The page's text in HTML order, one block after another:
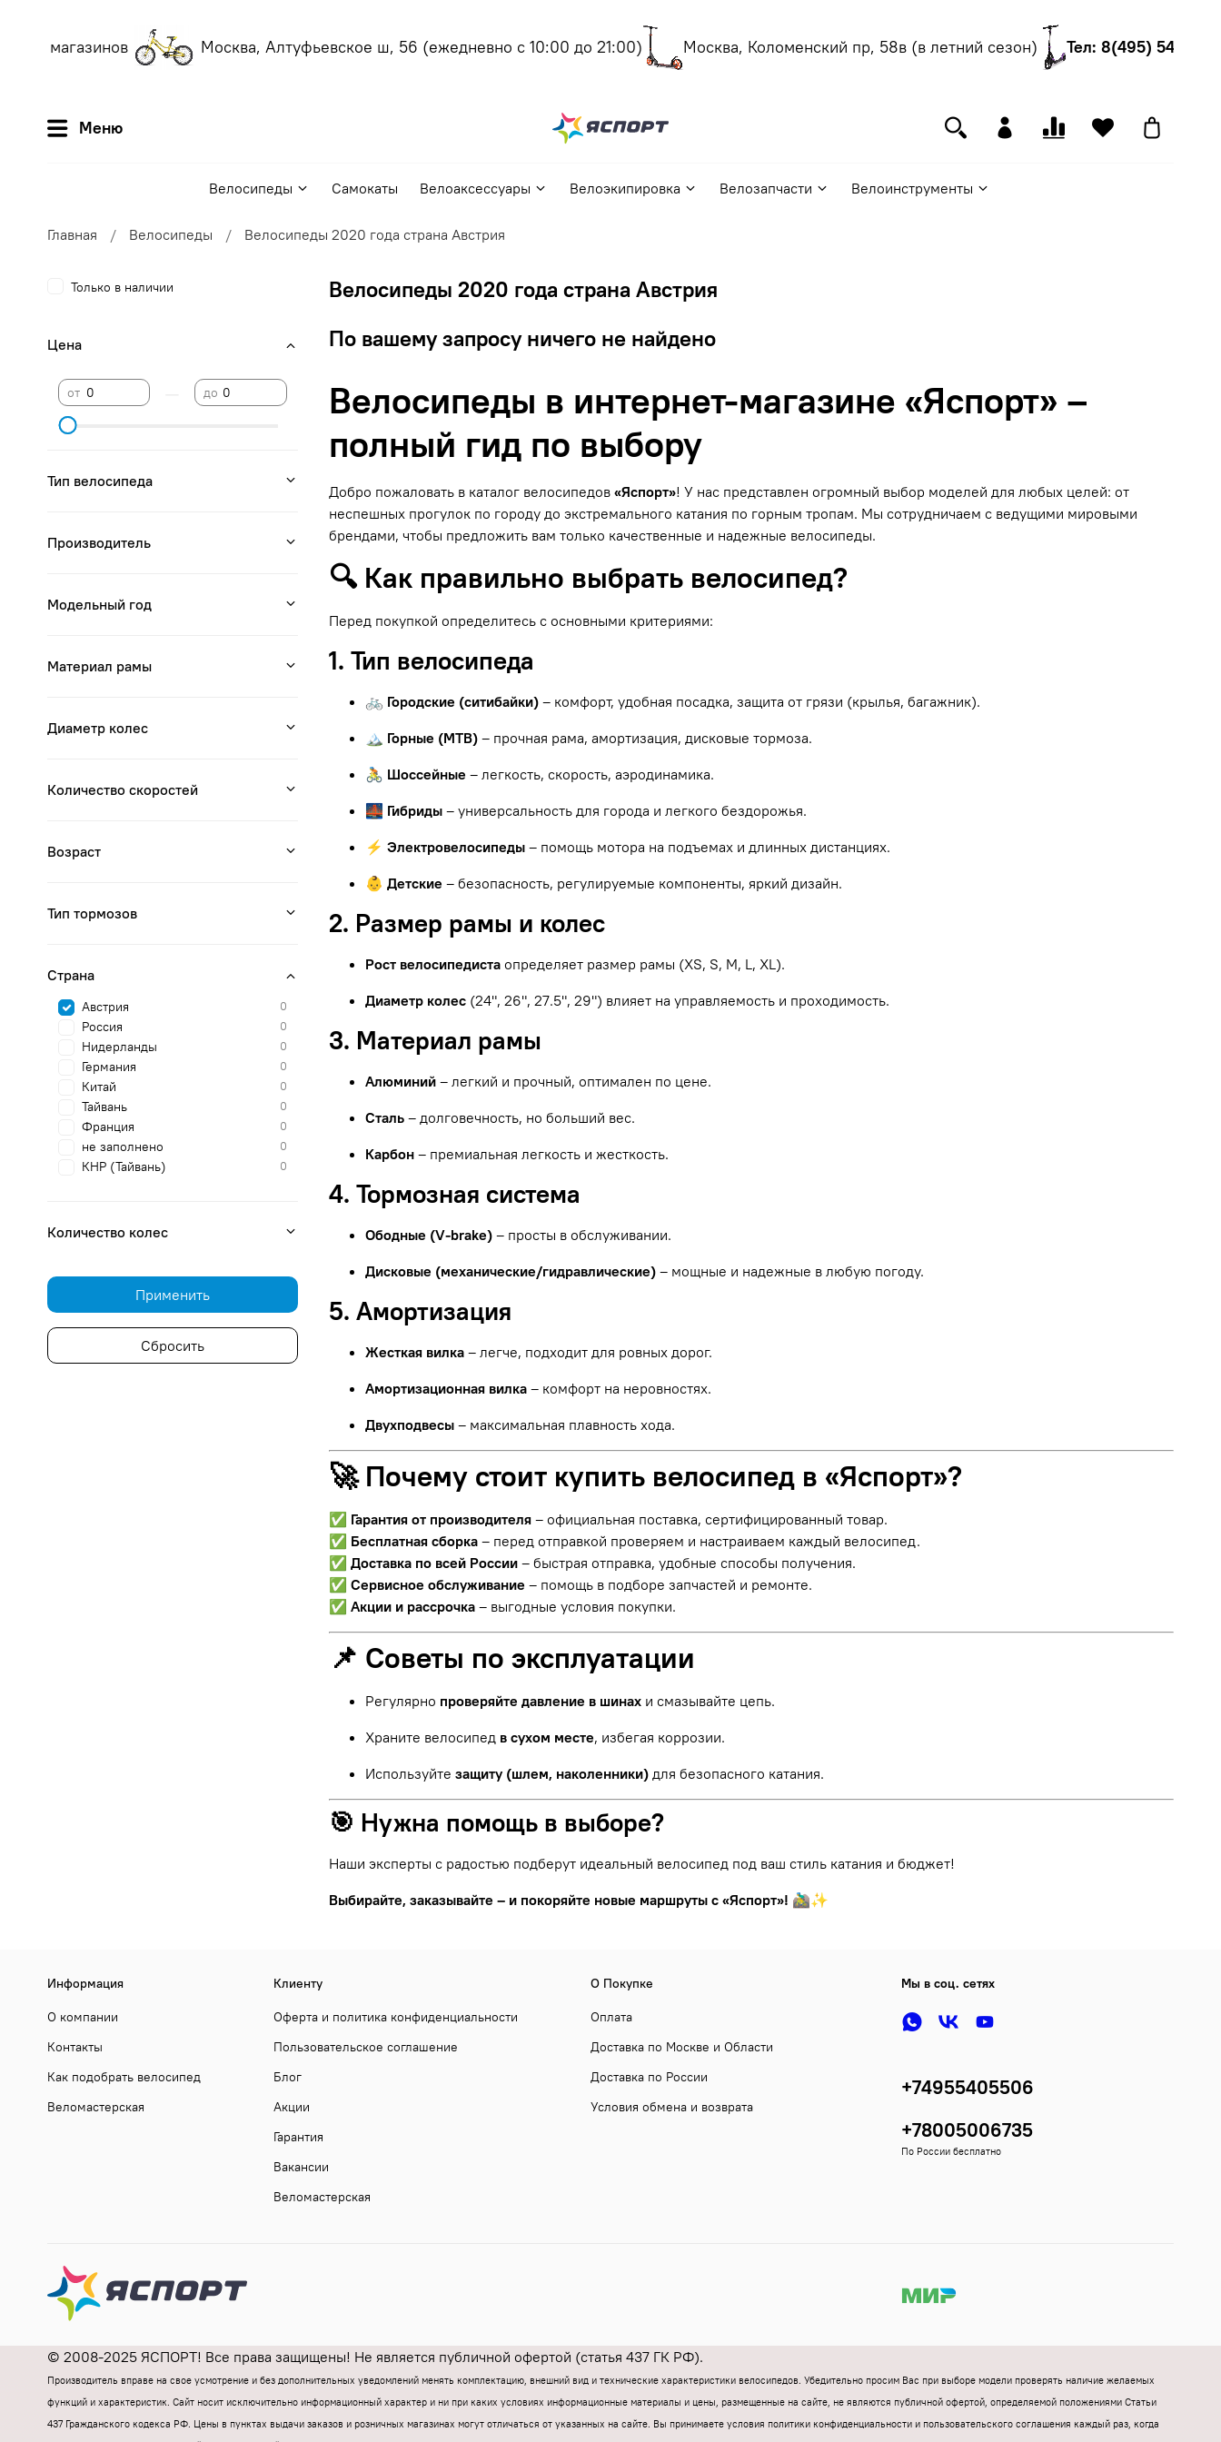
магазинов Москва, Алтуфьевское ш, 56(ежедневно с 10:00 до 21:00) Москва, Коломенский пр, 58в (в летний сезон) Тел: 8(495) 540-55-
Меню
Велосипеды Самокаты Велоаксессуары Велоэкипировка Велозапчасти Велоинструменты
Главная Велосипеды Велосипеды 2020 года страна Австрия
Велосипеды 2020 года страна Австрия
По вашему запросу ничего не найдено
Велосипеды в интернет-магазине «Яспорт» –
полный гид по выбору
Добро пожаловать в каталог велосипедов «Яспорт»! У нас представлен огромный выбор моделей для любых целей: от
неспешных прогулок по городу до экстремального катания по горным тропам. Мы сотрудничаем с ведущими мировыми
брендами, чтобы предложить вам только качественные и надежные велосипеды.
🔍 Как правильно выбрать велосипед?
Перед покупкой определитесь с основными критериями:
1. Тип велосипеда
🚲 Городские (ситибайки) – комфорт, удобная посадка, защита от грязи (крылья, багажник).
🏔 Горные (MTB) – прочная рама, амортизация, дисковые тормоза.
🚴 Шоссейные – легкость, скорость, аэродинамика.
🌉 Гибриды – универсальность для города и легкого бездорожья.
⚡ Электровелосипеды – помощь мотора на подъемах и длинных дистанциях.
👶 Детские – безопасность, регулируемые компоненты, яркий дизайн.
2. Размер рамы и колес
Рост велосипедиста определяет размер рамы (XS, S, M, L, XL).
Диаметр колес (24", 26", 27.5", 29") влияет на управляемость и проходимость.
3. Материал рамы
Алюминий – легкий и прочный, оптимален по цене.
Сталь – долговечность, но больший вес.
Карбон – премиальная легкость и жесткость.
4. Тормозная система
Ободные (V-brake) – просты в обслуживании.
Дисковые (механические/гидравлические) – мощные и надежные в любую погоду.
5. Амортизация
Жесткая вилка – легче, подходит для ровных дорог.
Амортизационная вилка – комфорт на неровностях.
Двухподвесы – максимальная плавность хода.
🚀 Почему стоит купить велосипед в «Яспорт»?
✅ Гарантия от производителя – официальная поставка, сертифицированный товар.
✅ Бесплатная сборка – перед отправкой проверяем и настраиваем каждый велосипед.
✅ Доставка по всей России – быстрая отправка, удобные способы получения.
✅ Сервисное обслуживание – помощь в подборе запчастей и ремонте.
✅ Акции и рассрочка – выгодные условия покупки.
📌 Советы по эксплуатации
Регулярно проверяйте давление в шинах и смазывайте цепь.
Храните велосипед в сухом месте, избегая коррозии.
Используйте защиту (шлем, наколенники) для безопасного катания.
🎯 Нужна помощь в выборе?
Наши эксперты с радостью подберут идеальный велосипед под ваш стиль катания и бюджет!
Выбирайте, заказывайте – и покоряйте новые маршруты с «Яспорт»! 🚵‍♂️✨
Только в наличии
Цена
от до
Тип велосипеда
Производитель
Модельный год
Материал рамы
Диаметр колес
Количество скоростей
Возраст
Тип тормозов
Страна
Австрия 0
Россия 0
Нидерланды 0
Германия 0
Китай 0
Тайвань 0
Франция 0
не заполнено 0
КНР (Тайвань) 0
Количество колес
Применить
Сбросить
Информация
О компании
Контакты
Как подобрать велосипед
Веломастерская
Клиенту
Оферта и политика конфиденциальности
Пользовательское соглашение
Блог
Акции
Гарантия
Вакансии
Веломастерская
О Покупке
Оплата
Доставка по Москве и Области
Доставка по России
Условия обмена и возврата
Мы в соц. сетях
+74955405506
+78005006735
По России бесплатно
© 2008-2025 ЯСПОРТ! Все права защищены! Не является публичной офертой (статья 437 ГК РФ).
Производитель вправе на свое усмотрение и без дополнительных уведомлений менять комплектацию, внешний вид и технические характеристики велосипедов. Убедительно просим Вас при выборе модели проверять наличие желаемых
функций и характеристик. Cайт носит исключительно информационный характер и ни при каких условиях информационные материалы и цены, размещенные на сайте, не являются публичной офертой, определяемой положениями Статьи
437 Гражданского кодекса РФ. Цены в пунктах выдачи заказов и розничных магазинах могут отличаться от указанных на сайте. Вы принимаете условия политики конфиденциальности и пользовательского соглашения каждый раз, когда